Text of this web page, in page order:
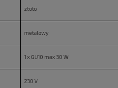
złoto
metalowy
1 x GU10 max 30 W
230 V